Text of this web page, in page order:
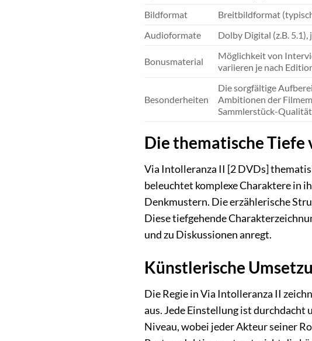
Bildformat
Breitbildformat
Audioformate
Dolby Digital (z.B.
Bonusmaterial
Möglichkeit von
variieren je nach
Besonderheiten
Die sorgfältige
Ambitionen der
Sammlerstück-Qualität.
Die thematische
Via Intolleranza II [2 DVDs]
beleuchtet komplexe Charaktere in
Denkmustern. Die erzählerische
Diese tiefgehende
und zu Diskussionen anregt.
Künstlerische
Die Regie in Via Intolleranza II
aus. Jede Einstellung ist
Niveau, wobei jeder Akteur seiner